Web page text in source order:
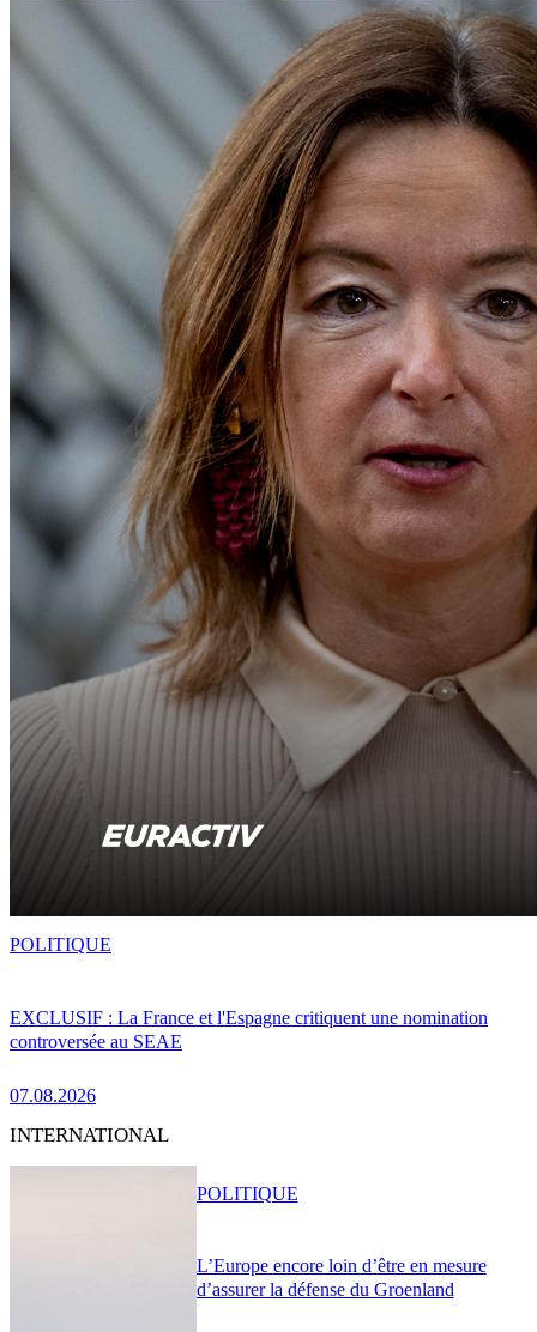
EXCLUSIF : La France et l'Espagne critiquent une nomination
controversée au SEAE
07.08.2026
POLITIQUE
INTERNATIONAL
L’Europe encore loin d’être en mesure
d’assurer la défense du Groenland
POLITIQUE